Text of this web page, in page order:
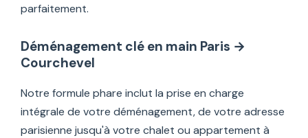
parfaitement.
Déménagement clé en main Paris →
Courchevel
Notre formule phare inclut la prise en charge
intégrale de votre déménagement, de votre adresse
parisienne jusqu'à votre chalet ou appartement à